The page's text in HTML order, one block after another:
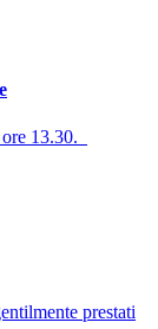
13.30.
prestati